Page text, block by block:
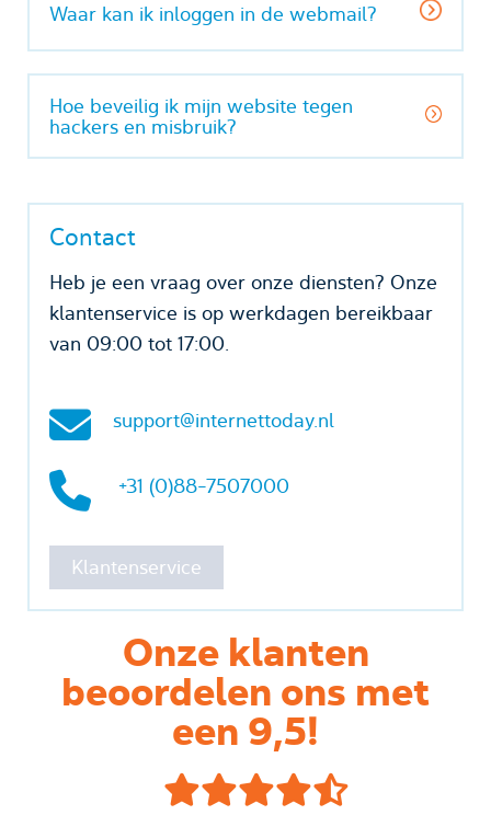
Waar kan ik inloggen in de webmail?
Hoe beveilig ik mijn website tegen
hackers en misbruik?
Contact
Heb je een vraag over onze diensten? Onze
klantenservice is op werkdagen bereikbaar
van 09:00 tot 17:00.
support@internettoday.nl
+31 (0)88-7507000
Klantenservice
Onze klanten
beoordelen ons met
een 9,5!